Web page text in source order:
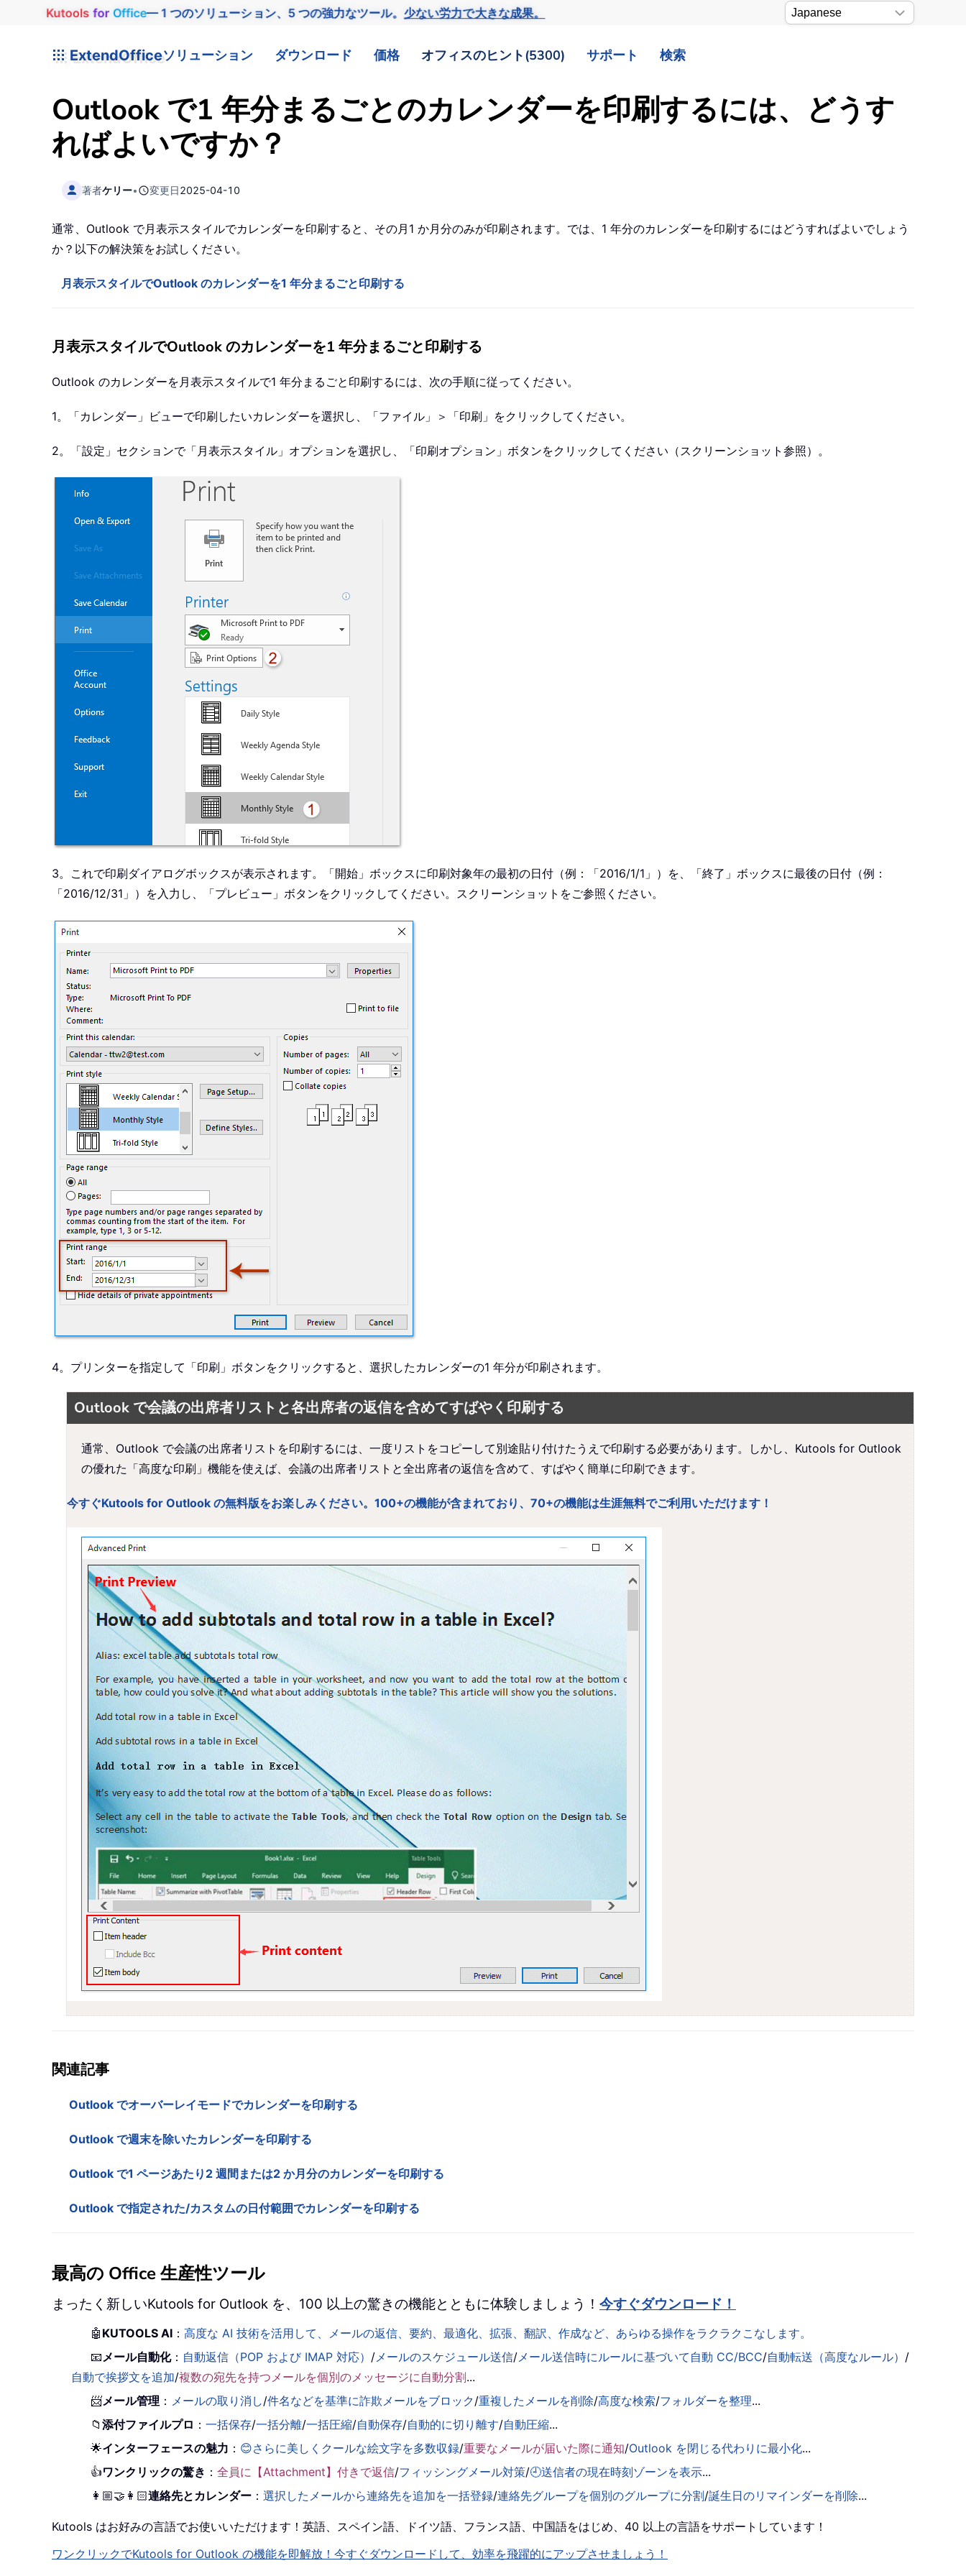
Kutools for Office— 1 つのソリューション、5 つの強力なツール。 少ない労力で大きな成果。
ExtendOfficeソリューション ダウンロード 価格 オフィスのヒント(5300) サポート 検索
Outlook で1 年分まるごとのカレンダーを印刷するには、どうす
ればよいですか？
著者ケリー• 変更日2025-04-10
通常、Outlook で月表示スタイルでカレンダーを印刷すると、その月1 か月分のみが印刷されます。では、1 年分のカレンダーを印刷するにはどうすればよいでしょう
か？以下の解決策をお試しください。
月表示スタイルでOutlook のカレンダーを1 年分まるごと印刷する
月表示スタイルでOutlook のカレンダーを1 年分まるごと印刷する
Outlook のカレンダーを月表示スタイルで1 年分まるごと印刷するには、次の手順に従ってください。
1。「カレンダー」ビューで印刷したいカレンダーを選択し、「ファイル」＞「印刷」をクリックしてください。
2。「設定」セクションで「月表示スタイル」オプションを選択し、「印刷オプション」ボタンをクリックしてください（スクリーンショット参照）。
3。これで印刷ダイアログボックスが表示されます。「開始」ボックスに印刷対象年の最初の日付（例：「2016/1/1」）を、「終了」ボックスに最後の日付（例：
「2016/12/31」）を入力し、「プレビュー」ボタンをクリックしてください。スクリーンショットをご参照ください。
4。プリンターを指定して「印刷」ボタンをクリックすると、選択したカレンダーの1 年分が印刷されます。
Outlook で会議の出席者リストと各出席者の返信を含めてすばやく印刷する
通常、Outlook で会議の出席者リストを印刷するには、一度リストをコピーして別途貼り付けたうえで印刷する必要があります。しかし、Kutools for Outlook
の優れた「高度な印刷」機能を使えば、会議の出席者リストと全出席者の返信を含めて、すばやく簡単に印刷できます。
今すぐKutools for Outlook の無料版をお楽しみください。100+の機能が含まれており、70+の機能は生涯無料でご利用いただけます！
関連記事
Outlook でオーバーレイモードでカレンダーを印刷する
Outlook で週末を除いたカレンダーを印刷する
Outlook で1 ページあたり2 週間または2 か月分のカレンダーを印刷する
Outlook で指定された/カスタムの日付範囲でカレンダーを印刷する
最高の Office 生産性ツール
まったく新しいKutools for Outlook を、100 以上の驚きの機能とともに体験しましょう！ 今すぐダウンロード！
🤖 KUTOOLS AI ：高度な AI 技術を活用して、メールの返信、要約、最適化、拡張、翻訳、作成など、あらゆる操作をラクラクこなします。
📧メール自動化： 自動返信（POP および IMAP 対応） /メールのスケジュール送信/メール送信時にルールに基づいて自動 CC/BCC/自動転送（高度なルール） /
自動で挨拶文を追加/複数の宛先を持つメールを個別のメッセージに自動分割...
📨メール管理 ： メールの取り消し/件名などを基準に詐欺メールをブロック/重複したメールを削除/高度な検索/フォルダーを整理...
📁添付ファイルプロ ：一括保存/一括分離/一括圧縮/自動保存/自動的に切り離す/自動圧縮...
🌟インターフェースの魅力 ： 😊さらに美しくクールな絵文字を多数収録/重要なメールが届いた際に通知/Outlook を閉じる代わりに最小化...
👍ワンクリックの驚き ：全員に【Attachment】付きで返信/フィッシングメール対策/🕘送信者の現在時刻ゾーンを表示...
👩🏼‍🤝‍👩🏻連絡先とカレンダー ：選択したメールから連絡先を追加を一括登録/連絡先グループを個別のグループに分割/誕生日のリマインダーを削除...
Kutools はお好みの言語でお使いいただけます！英語、スペイン語、ドイツ語、フランス語、中国語をはじめ、40 以上の言語をサポートしています！
ワンクリックでKutools for Outlook の機能を即解放！今すぐダウンロードして、効率を飛躍的にアップさせましょう！